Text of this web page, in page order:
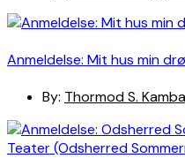
Anmeldelse: Mit hus min
By: Thormod S.